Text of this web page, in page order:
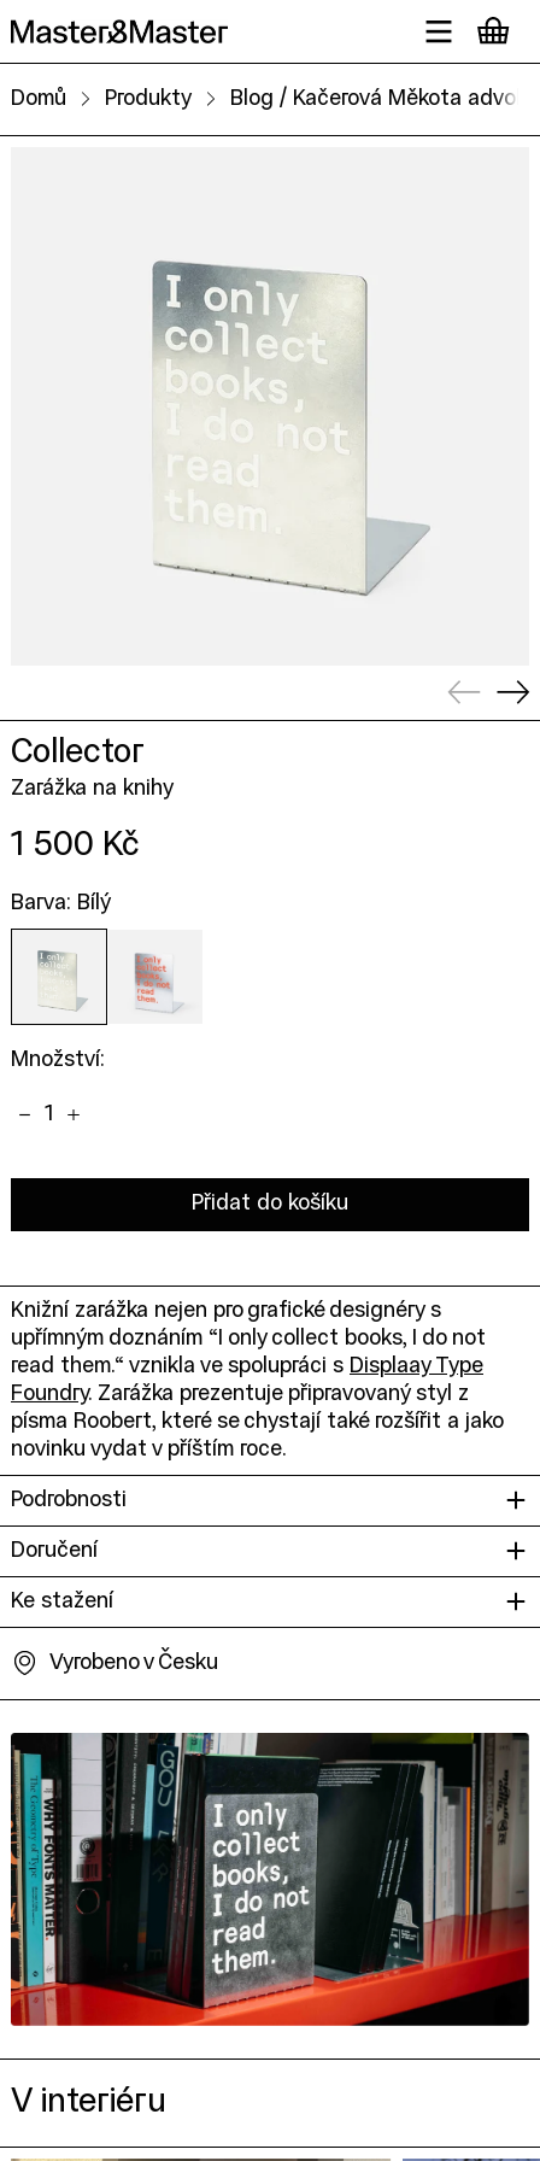
Domů Produkty Blog / Kačerová Měkota
Collector
Zarážka na knihy
Cena
1 500 Kč
Barva: Bílý
Množství:
Množství:
Přidat do košíku
Knižní zarážka nejen pro grafické designéry s
upřímným doznáním “I only collect books, I do not
read them.“ vznikla ve spolupráci s Displaay Type
Foundry. Zarážka prezentuje připravovaný styl z
písma Roobert, které se chystají také rozšířit a jako
novinku vydat v příštím roce.
Podrobnosti
Doručení
Ke stažení
Vyrobeno v Česku
V interiéru